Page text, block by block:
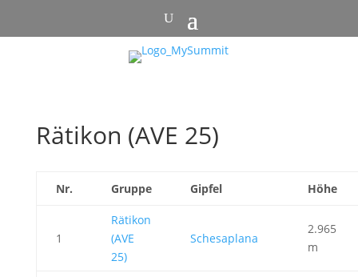
Rätikon (AVE 25)
Nr. Gruppe Gipfel Höhe
1
Rätikon
(AVE
25)
Schesaplana
2.965
m